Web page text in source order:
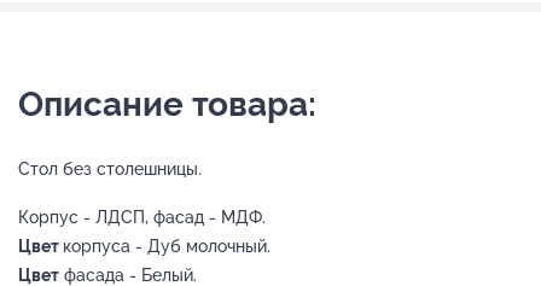
Описание товара:
Стол без столешницы.
Корпус - ЛДСП, фасад - МДФ.
Цвет корпуса - Дуб молочный.
Цвет фасада - Белый.